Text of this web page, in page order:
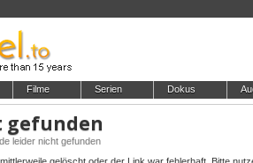
Filme Serien Dokus
gefunden
leider nicht gefunden